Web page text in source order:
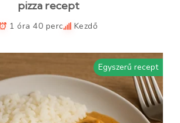
pizza recept
1 óra 40 perc Kezdő
Egyszerű recept